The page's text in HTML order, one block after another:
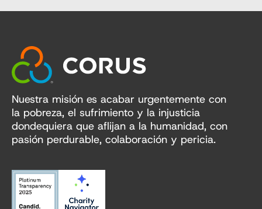
Nuestra misión es acabar urgentemente con
la pobreza, el sufrimiento y la injusticia
dondequiera que aflijan a la humanidad, con
pasión perdurable, colaboración y pericia.